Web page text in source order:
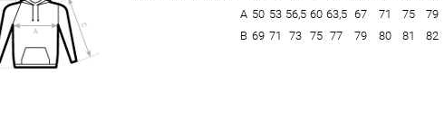
А 50 53 56,5 60 63,5 67 71 75
79
В 69 71 73 75 77 79 80 81 82